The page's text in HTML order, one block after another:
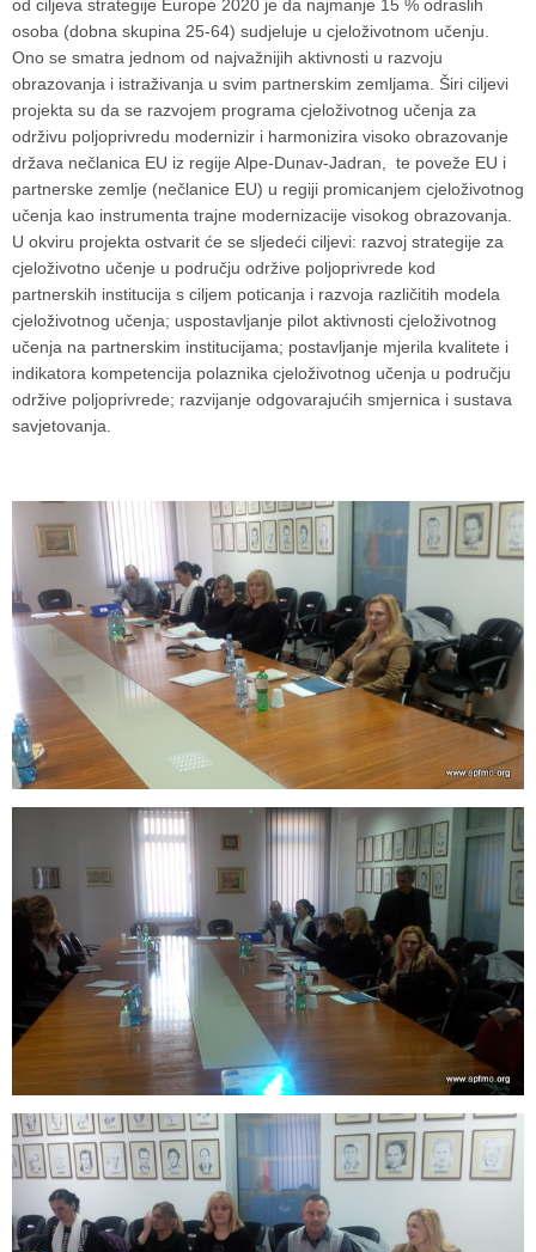
od ciljeva strategije Europe 2020 je da najmanje 15 % odraslih
osoba (dobna skupina 25-64) sudjeluje u cjeloživotnom učenju.
Ono se smatra jednom od najvažnijih aktivnosti u razvoju
obrazovanja i istraživanja u svim partnerskim zemljama. Širi ciljevi
projekta su da se razvojem programa cjeloživotnog učenja za
održivu poljoprivredu modernizir i harmonizira visoko obrazovanje
država nečlanica EU iz regije Alpe-Dunav-Jadran, te poveže EU i
partnerske zemlje (nečlanice EU) u regiji promicanjem cjeloživotnog
učenja kao instrumenta trajne modernizacije visokog obrazovanja.
U okviru projekta ostvarit će se sljedeći ciljevi: razvoj strategije za
cjeloživotno učenje u području održive poljoprivrede kod
partnerskih institucija s ciljem poticanja i razvoja različitih modela
cjeloživotnog učenja; uspostavljanje pilot aktivnosti cjeloživotnog
učenja na partnerskim institucijama; postavljanje mjerila kvalitete i
indikatora kompetencija polaznika cjeloživotnog učenja u području
održive poljoprivrede; razvijanje odgovarajućih smjernica i sustava
savjetovanja.